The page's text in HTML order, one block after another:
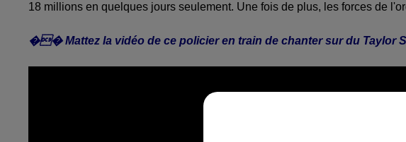
18 millions en quelques jours seulement. Une fois de plus, les forces de
�� Mattez la vidéo de ce policier en train de chanter sur du Taylor